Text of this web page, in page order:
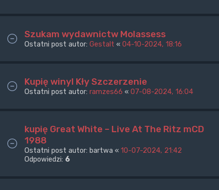
Szukam wydawnictw Molassess
Ostatni post autor: Gestalt « 04-10-2024, 18:16
Kupię winyl Kły Szczerzenie
Ostatni post autor: ramzes66 « 07-08-2024, 16:04
kupię Great White – Live At The Ritz mCD
1988
Ostatni post autor: bartwa « 10-07-2024, 21:42
Odpowiedzi: 6